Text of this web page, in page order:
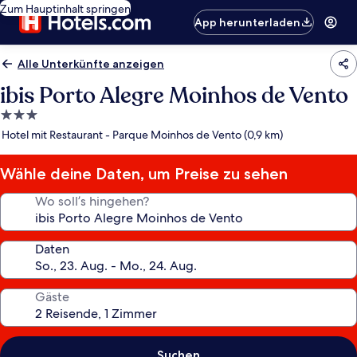
Zum Hauptinhalt springen
App herunterladen
Alle Unterkünfte anzeigen
ibis Porto Alegre Moinhos de Vento
3.0-
Sterne-
Hotel mit Restaurant - Parque Moinhos de Vento (0,9 km)
Wähle deine Daten, um Preise zu sehen
Wo soll’s hingehen?
Daten
Gäste